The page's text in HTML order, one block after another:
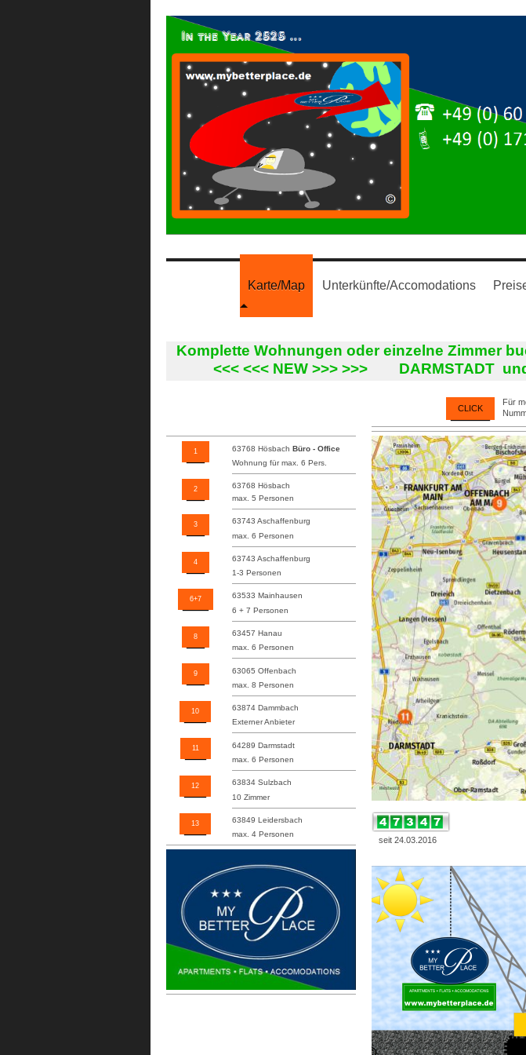
Karte/Map Unterkünfte/Accomodations
Komplette Wohnungen oder einzelne Zimmer
<<< <<< NEW >>> >>> DARMSTADT
CLICK
Für
seit 24.03.2016
1 63768 HösbachBüro - Office
Wohnung für max. 6 Pers.
2
63768 Hösbach
max. 5 Personen
3
63743 Aschaffenburg
max. 6 Personen
4
63743 Aschaffenburg
1-3 Personen
6+7
63533 Mainhausen
6 + 7 Personen
8
63457 Hanau
max. 6 Personen
9
63065 Offenbach
max. 8 Personen
10
63874 Dammbach
Externer Anbieter
11
64289 Darmstadt
max. 6 Personen
12
63834 Sulzbach
10 Zimmer
13
63849 Leidersbach
max. 4 Personen